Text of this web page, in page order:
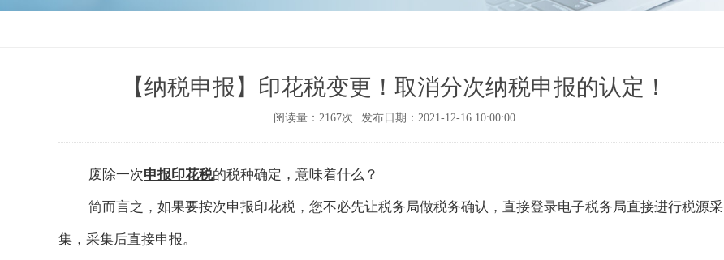
【纳税申报】印花税变更！取消分次纳税申报的认定！
阅读量：2167次 发布日期：2021-12-16 10:00:00
废除一次申报印花税的税种确定，意味着什么？
简而言之，如果要按次申报印花税，您不必先让税务局做税务确认，直接登录电子税务局直接进行税源采
集，采集后直接申报。